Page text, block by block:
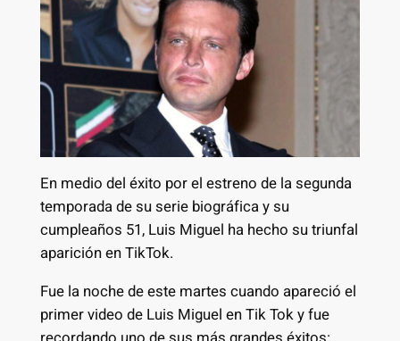
En medio del éxito por el estreno de la segunda
temporada de su serie biográfica y su
cumpleaños 51, Luis Miguel ha hecho su triunfal
aparición en TikTok.
Fue la noche de este martes cuando apareció el
primer video de Luis Miguel en Tik Tok y fue